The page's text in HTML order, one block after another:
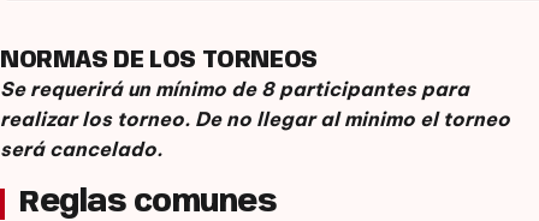
NORMAS DE LOS TORNEOS
Se requerirá un mínimo de 8 participantes para
realizar los torneo. De no llegar al minimo el torneo
será cancelado.
Reglas comunes